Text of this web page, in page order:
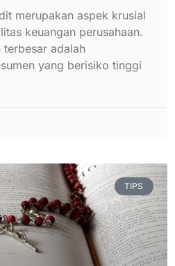
merupakan aspek krusial
keuangan perusahaan.
terbesar adalah
yang berisiko tinggi
TIPS